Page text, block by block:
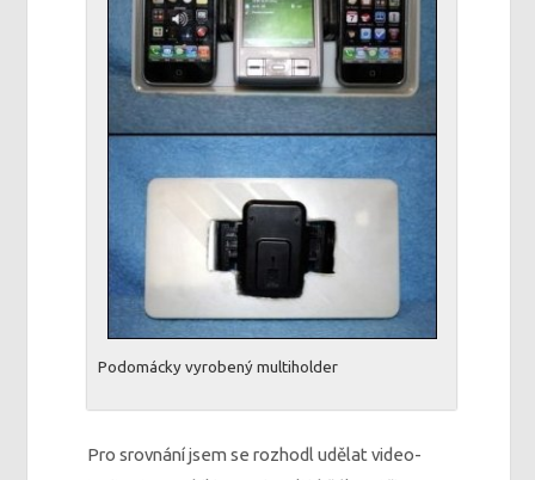
Podomácky vyrobený multiholder
Pro srovnání jsem se rozhodl udělat video-